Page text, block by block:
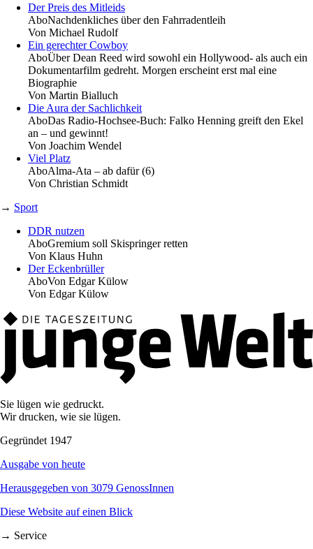
Der Preis des Mitleids
AboNachdenkliches über den Fahrradentleih
Von Michael Rudolf
Ein gerechter Cowboy
AboÜber Dean Reed wird sowohl ein Hollywood- als auch ein
Dokumentarfilm gedreht. Morgen erscheint erst mal eine
Biographie
Von Martin Bialluch
Die Aura der Sachlichkeit
AboDas Radio-Hochsee-Buch: Falko Henning greift den Ekel
an – und gewinnt!
Von Joachim Wendel
Viel Platz
AboAlma-Ata – ab dafür (6)
Von Christian Schmidt
→ Sport
DDR nutzen
AboGremium soll Skispringer retten
Von Klaus Huhn
Der Eckenbrüller
AboVon Edgar Külow
Von Edgar Külow
Sie lügen wie gedruckt.
Wir drucken, wie sie lügen.
Gegründet 1947
Ausgabe von heute
Herausgegeben von 3079 GenossInnen
Diese Website auf einen Blick
→ Service